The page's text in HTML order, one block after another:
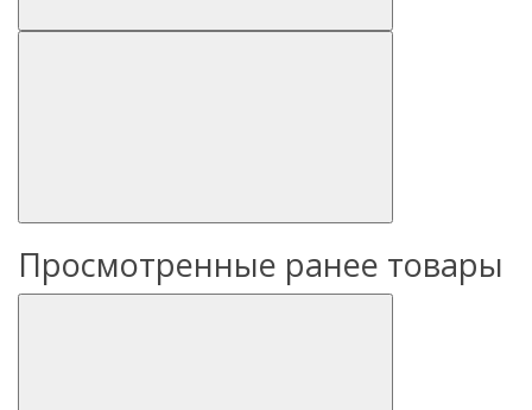
Просмотренные ранее товары